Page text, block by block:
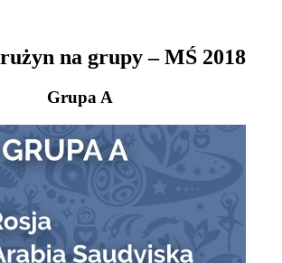
na grupy – MŚ 2018
Grupa A